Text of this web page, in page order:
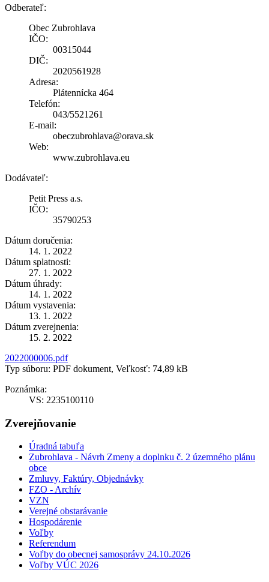
Odberateľ:
Obec Zubrohlava
IČO:
00315044
DIČ:
2020561928
Adresa:
Plátennícka 464
Telefón:
043/5521261
E-mail:
obeczubrohlava@orava.sk
Web:
www.zubrohlava.eu
Dodávateľ:
Petit Press a.s.
IČO:
35790253
Dátum doručenia:
14. 1. 2022
Dátum splatnosti:
27. 1. 2022
Dátum úhrady:
14. 1. 2022
Dátum vystavenia:
13. 1. 2022
Dátum zverejnenia:
15. 2. 2022
2022000006.pdf
Typ súboru: PDF dokument, Veľkosť: 74,89 kB
Poznámka:
VS: 2235100110
Zverejňovanie
Úradná tabuľa
Zubrohlava - Návrh Zmeny a doplnku č. 2 územného plánu
obce
Zmluvy, Faktúry, Objednávky
FZO - Archív
VZN
Verejné obstarávanie
Hospodárenie
Voľby
Referendum
Voľby do obecnej samosprávy 24.10.2026
Voľby VÚC 2026